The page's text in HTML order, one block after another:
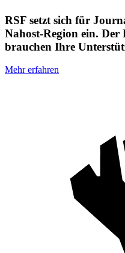
RSF setzt sich für
Nahost-Region ein.
brauchen Ihre
Mehr erfahren